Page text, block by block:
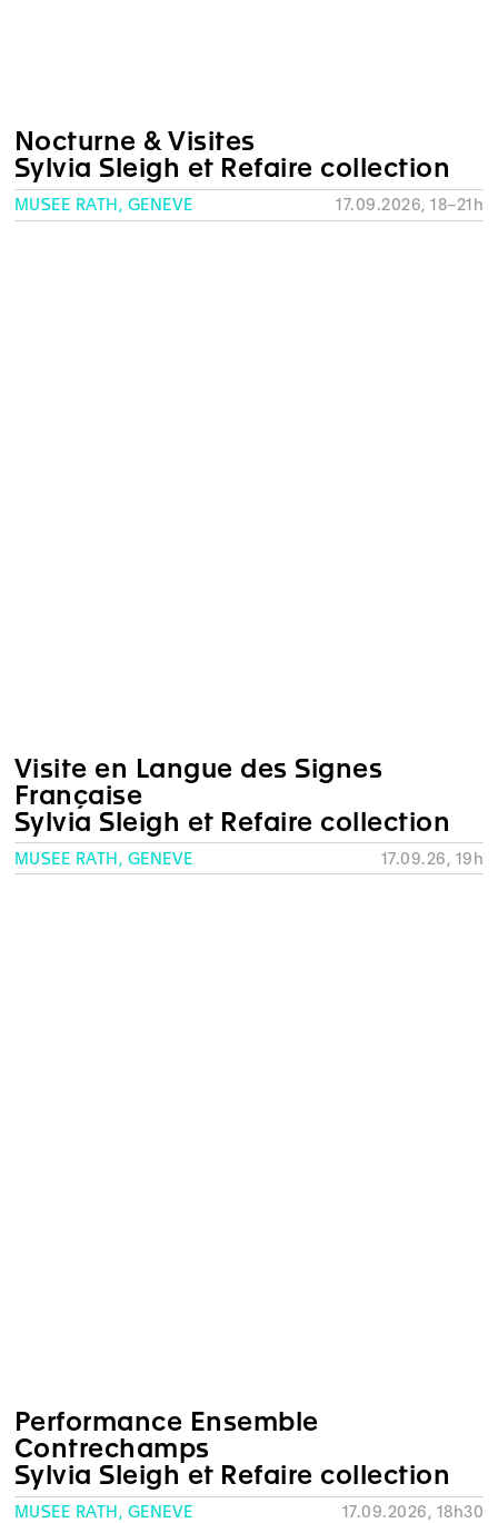
Nocturne & Visites
Sylvia Sleigh et Refaire collection
MUSÉE RATH, GENÈVE 17.09.2026, 18–21h
Visite en Langue des Signes
Française
Sylvia Sleigh et Refaire collection
MUSÉE RATH, GENÈVE 17.09.26, 19h
Performance Ensemble
Contrechamps
Sylvia Sleigh et Refaire collection
MUSÉE RATH, GENÈVE 17.09.2026, 18h30